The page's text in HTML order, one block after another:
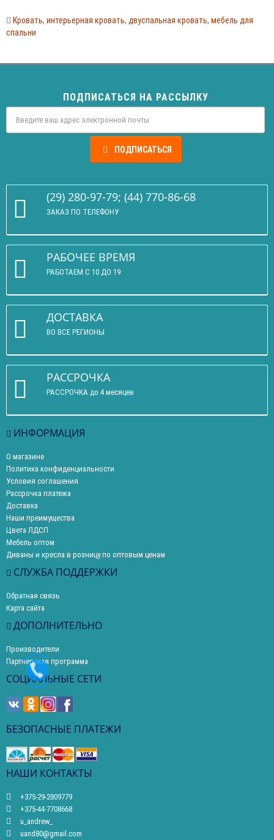
Кровать, интерьерная кровать, двуспальная кровать, мебель для
спальни
ПОДПИСАТЬСЯ НА РАССЫЛКУ
ПОДПИСАТЬСЯ
(29) 280-97-79; (44) 770-86-68
ЗАКАЗ ПО ТЕЛЕФОНУ
РАБОЧЕЕ ВРЕМЯ
РАБОТАЕМ С 10 ДО 19
ДОСТАВКА
ВО ВСЕ РЕГИОНЫ
РАССРОЧКА
РАССРОЧКА до 4 месяцев
ИНФОРМАЦИЯ
О магазине
Политика конфиденциальности
Условия соглашения
Рассрочка платежа
Доставка
Наши преимущества
Цвета ЛДСП
Мебель оптом
Диваны и кресла в розницу по оптовым ценам
СЛУЖБА ПОДДЕРЖКИ
Обратная связь
Карта сайта
ДОПОЛНИТЕЛЬНО
Производители
Партнерская программа
СОЦИАЛЬНЫЕ СЕТИ
БЕЗОПАСНЫЕ ПЛАТЕЖИ
НАШИ КОНТАКТЫ
+375-29-2809779
+375-44-7708668
u_andrew_
uand80@gmail.com